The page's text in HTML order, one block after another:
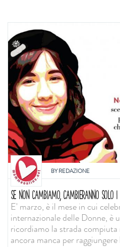
BYREDAZIONE
SE NON CAMBIAMO, CAMBIERANNO
E' marzo, è il mese in cui
internazionale delle Donne, è
ricordiamo la strada
ancora manca per